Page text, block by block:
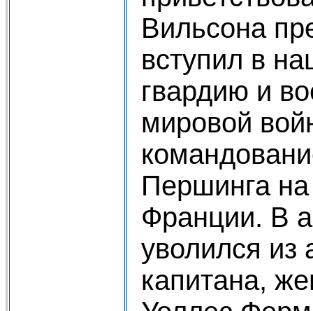
Вильсона
вступил в
гвардию и
мировой
Першинга
Франции. В
уволился из
капитана,